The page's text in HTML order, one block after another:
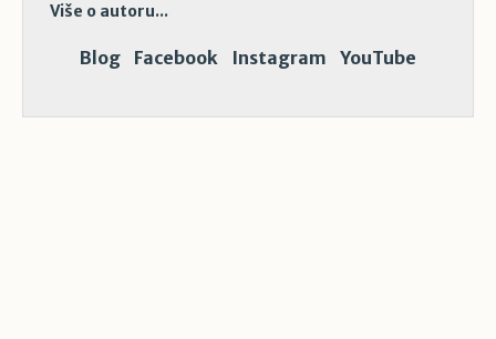
Više o autoru...
Blog Facebook Instagram YouTube